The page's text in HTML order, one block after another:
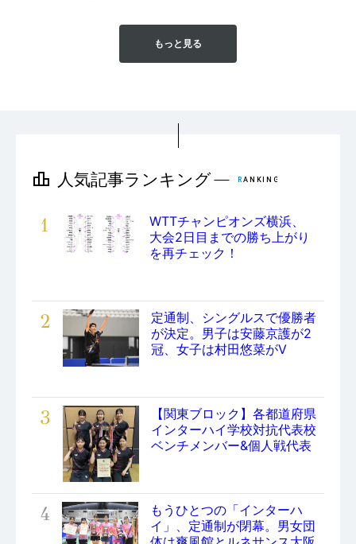
もっと見る
1
WTTチャンピオンズ横浜、
大会2日目までの勝ち上がり
を再チェック！
2
定通制、シングルスで優勝者
が決定。男子は安藤京護が2
冠、女子は村田悠菜がV
3
【関東ブロック】各都道府県
インターハイ学校対抗代表校
ベンチメンバー&個人戦代表
4
もうひとつの「インターハ
イ」、定通制が閉幕。男女団